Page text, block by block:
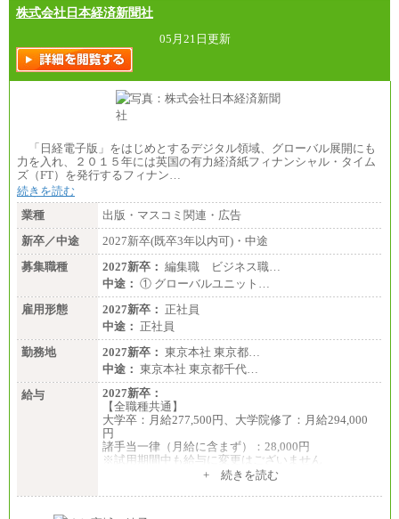
す。
中途：
全職種共通
月給制
226,600円～390,100円（勤務地域等により異なりま
す）
・ご経験やスキルを考慮し、選考の中で決定いたし
ます。
・試用期間中も同額支給します。
株式会社日本経済新聞社
05月21日更新
「日経電子版」をはじめとするデジタル領域、グローバル展開にも
力を入れ、２０１５年には英国の有力経済紙フィナンシャル・タイム
ズ（FT）を発行するフィナン…
続きを読む
業種
出版・マスコミ関連・広告
新卒／中途
2027新卒(既卒3年以内可)・中途
募集職種
2027新卒： 編集職 ビジネス職…
中途： ① グローバルユニット…
雇用形態
2027新卒： 正社員
中途： 正社員
勤務地
2027新卒： 東京本社 東京都…
中途： 東京本社 東京都千代…
給与
2027新卒：
【全職種共通】
大学卒：月給277,500円、大学院修了：月給294,000
円
諸手当一律（月給に含まず）：28,000円
※試用期間中も給与に変更はございません
月給370,000円～
+ 続きを読む